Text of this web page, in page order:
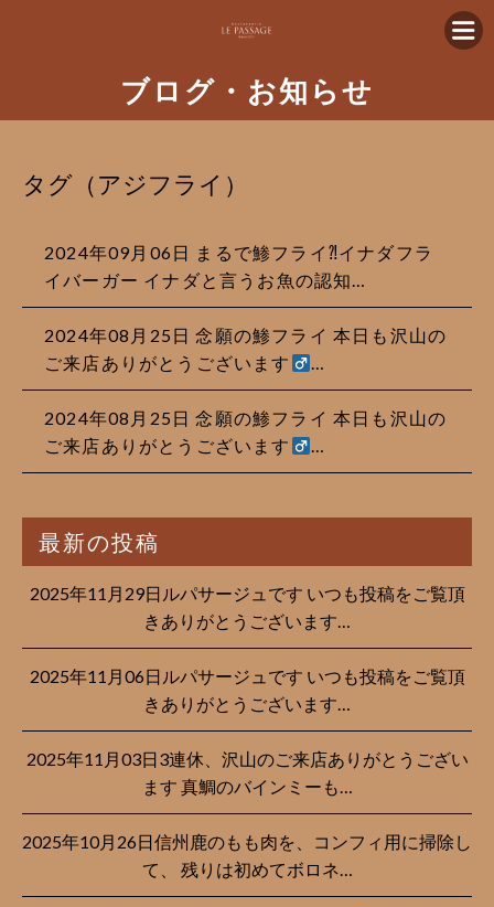
ブログ・お知らせ
タグ（アジフライ）
2024年09月06日 まるで鯵フライ⁈イナダフラ
イバーガー イナダと言うお魚の認知…
2024年08月25日 念願の鯵フライ 本日も沢山の
ご来店ありがとうございます‍
…
2024年08月25日 念願の鯵フライ 本日も沢山の
ご来店ありがとうございます‍
…
最新の投稿
2025年11月29日ルパサージュです︎ いつも投稿をご覧頂
きありがとうございます…
2025年11月06日ルパサージュです︎ いつも投稿をご覧頂
きありがとうございます…
2025年11月03日3連休、沢山のご来店ありがとうござい
ます 真鯛のバインミーも…
2025年10月26日信州鹿のもも肉を、コンフィ用に掃除し
て、 残りは初めてボロネ…